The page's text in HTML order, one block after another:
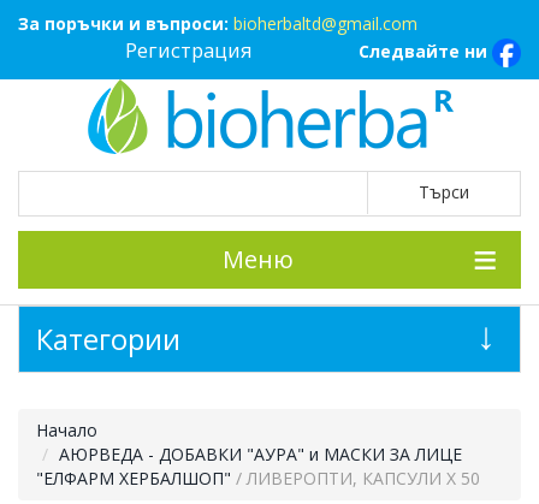
За поръчки и въпроси: bioherbaltd@gmail.com
Следвайте ни
Регистрация
Меню
Начало
AЮРВЕДА - ДОБАВКИ "АУРА" и МАСКИ ЗА ЛИЦЕ
"ЕЛФАРМ ХЕРБАЛШОП" / ЛИВЕРОПТИ, КАПСУЛИ Х 50
Категории